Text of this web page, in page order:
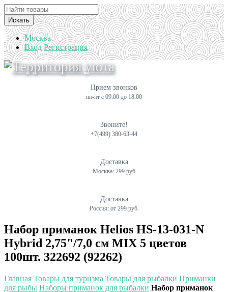
Искать
Москва
Вход Регистрация
Набор приманок Helios HS-13-031-N
Hybrid 2,75"/7,0 см MIX 5 цветов
100шт. 322692 (92262)
Главная Товары для туризма Товары для рыбалки Приманки
для рыбы Наборы приманок для рыбалки Набор приманок